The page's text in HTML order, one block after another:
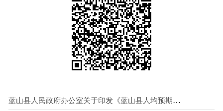
蓝山县人民政府办公室关于印发《蓝山县人均预期寿命提升行动（2024-2027）实施方案》的通知